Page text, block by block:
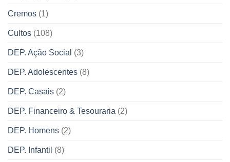
Cremos (1)
Cultos (108)
DEP. Ação Social (3)
DEP. Adolescentes (8)
DEP. Casais (2)
DEP. Financeiro & Tesouraria (2)
DEP. Homens (2)
DEP. Infantil (8)